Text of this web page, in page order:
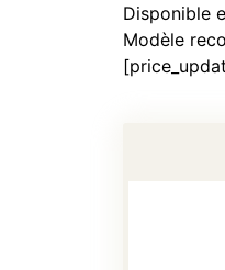
Disponible
Modèle